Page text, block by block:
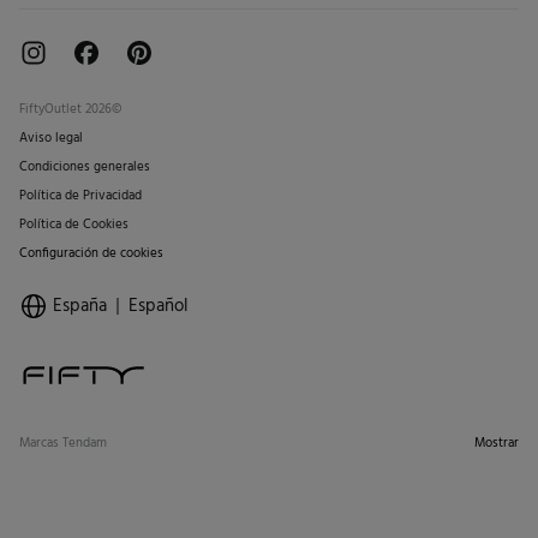
FiftyOutlet 2026©
Aviso legal
Condiciones generales
Política de Privacidad
Política de Cookies
Configuración de cookies
España Español
Marcas Tendam Mostrar